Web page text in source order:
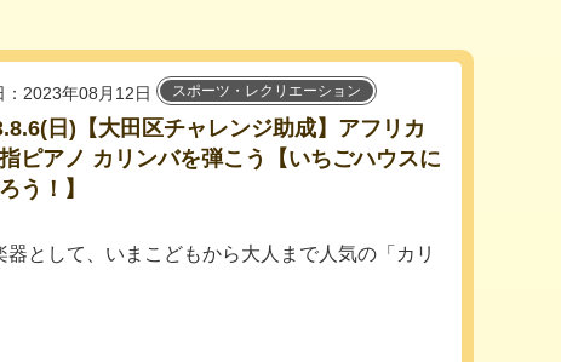
：2023年08月12日 スポーツ・レクリエーション
日)【大田区チャレンジ助成】アフリカ
ピアノ カリンバを弾こう【いちごハウスに
う！】
として、いまこどもから大人まで人気の「カリ